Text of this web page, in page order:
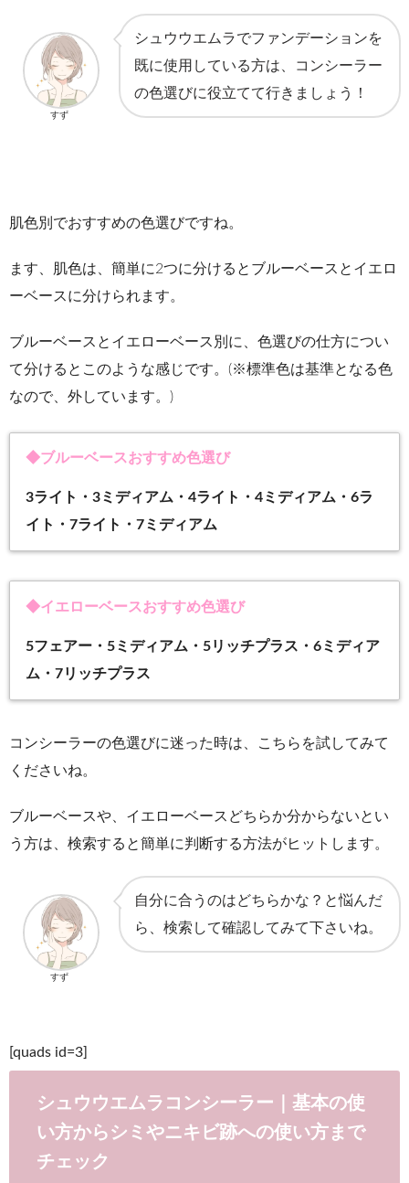
シュウウエムラでファンデーションを
既に使用している方は、コンシーラー
の色選びに役立てて行きましょう！
すず
肌色別でおすすめの色選びですね。
ます、肌色は、簡単に2つに分けるとブルーベースとイエロ
ーベースに分けられます。
ブルーベースとイエローベース別に、色選びの仕方につい
て分けるとこのような感じです。(※標準色は基準となる色
なので、外しています。)
◆ブルーベースおすすめ色選び
3ライト・3ミディアム・4ライト・4ミディアム・6ラ
イト・7ライト・7ミディアム
◆イエローベースおすすめ色選び
5フェアー・5ミディアム・5リッチプラス・6ミディア
ム・7リッチプラス
コンシーラーの色選びに迷った時は、こちらを試してみて
くださいね。
ブルーベースや、イエローベースどちらか分からないとい
う方は、検索すると簡単に判断する方法がヒットします。
自分に合うのはどちらかな？と悩んだ
ら、検索して確認してみて下さいね。
すず
[quads id=3]
シュウウエムラコンシーラー｜基本の使
い方からシミやニキビ跡への使い方まで
チェック